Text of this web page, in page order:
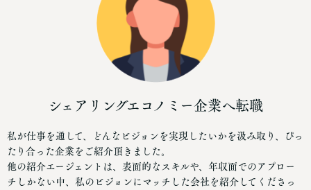
シェアリングエコノミー企業へ転職
私が仕事を通して、どんなビジョンを実現したいかを汲み取り、ぴっ
たり合った企業をご紹介頂きました。
他の紹介エージェントは、表面的なスキルや、年収面でのアプロー
チしかない中、私のビジョンにマッチした会社を紹介してくださっ